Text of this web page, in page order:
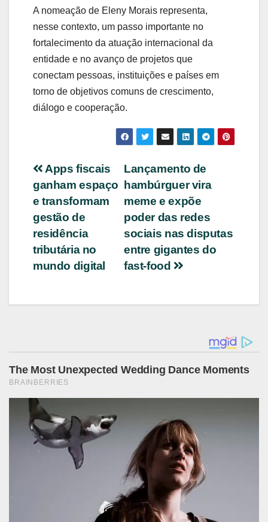
A nomeação de Eleny Morais representa,
nesse contexto, um passo importante no
fortalecimento da atuação internacional da
entidade e no avanço de projetos que
conectam pessoas, instituições e países em
torno de objetivos comuns de crescimento,
diálogo e cooperação.
Navegação
de
Post
Lançamento de
hambúrguer vira
meme e expõe
poder das redes
sociais nas disputas
entre gigantes do
fast-food
Apps fiscais
ganham espaço
e transformam
gestão de
residência
tributária no
mundo digital